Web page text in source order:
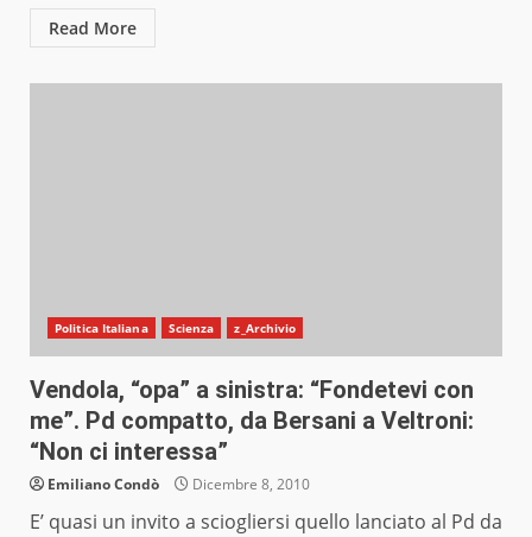
Read More
Politica Italiana Scienza z_Archivio
Vendola, “opa” a sinistra: “Fondetevi con
me”. Pd compatto, da Bersani a Veltroni:
“Non ci interessa”
Emiliano Condò Dicembre 8, 2010
E’ quasi un invito a sciogliersi quello lanciato al Pd da